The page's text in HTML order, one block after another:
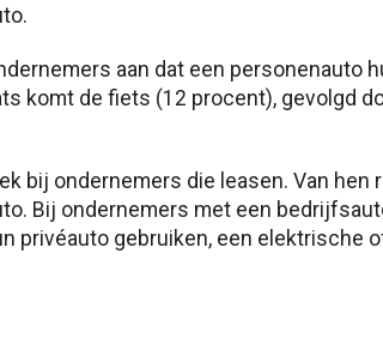
aan dat een personenauto
komt de fiets (12 procent), gevolgd
bij ondernemers die leasen. Van hen
Bij ondernemers met een
privéauto gebruiken, een elektrische